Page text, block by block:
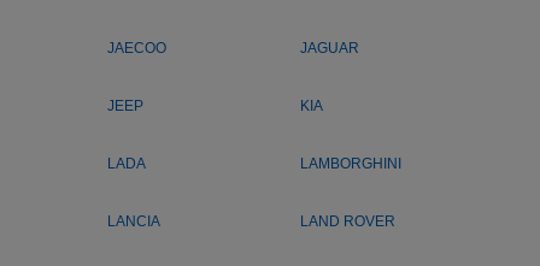
JAECOO JAGUAR
JEEP KIA
LADA LAMBORGHINI
LANCIA LAND ROVER